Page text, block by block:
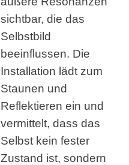
sichtbar, die das
Selbstbild
beeinflussen. Die
Installation lädt zum
Staunen und
Reflektieren ein und
vermittelt, dass das
Selbst kein fester
Zustand ist, sondern